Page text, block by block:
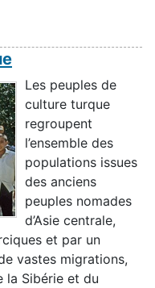
Les peuples de
culture turque
regroupent
l’ensemble des
populations issues
des anciens
peuples nomades
d’Asie centrale,
et par un
vastes migrations,
la Sibérie et du